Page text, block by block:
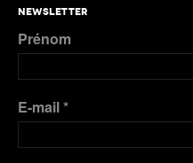
NEWSLETTER
Prénom
E-mail*